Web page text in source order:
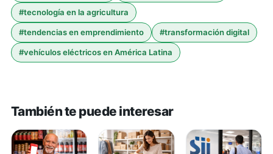
#tecnología en la agricultura
#tendencias en emprendimiento #transformación digital
#vehículos eléctricos en América Latina
También te puede interesar